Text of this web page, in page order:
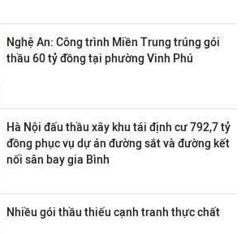
Nghệ An: Công trình Miền Trung trúng gói
thầu 60 tỷ đồng tại phường Vinh Phú
Hà Nội đấu thầu xây khu tái định cư 792,7 tỷ
đồng phục vụ dự án đường sắt và đường kết
nối sân bay gia Bình
Nhiều gói thầu thiếu cạnh tranh thực chất